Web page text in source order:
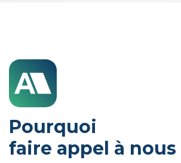
Pourquoi
faire appel à nous